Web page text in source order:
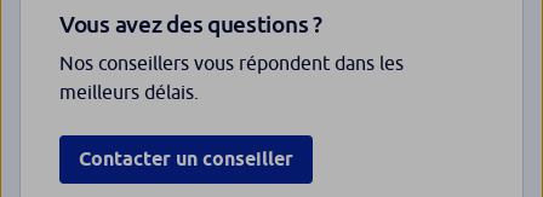
Vous avez des questions ?
Nos conseillers vous répondent dans les
meilleurs délais.
Contacter un conseiller